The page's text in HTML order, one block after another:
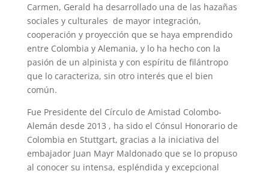
Carmen, Gerald ha desarrollado una de las hazañas
sociales y culturales de mayor integración,
cooperación y proyección que se haya emprendido
entre Colombia y Alemania, y lo ha hecho con la
pasión de un alpinista y con espíritu de filántropo
que lo caracteriza, sin otro interés que el bien
común.
Fue Presidente del Círculo de Amistad Colombo-
Alemán desde 2013 , ha sido el Cónsul Honorario de
Colombia en Stuttgart, gracias a la iniciativa del
embajador Juan Mayr Maldonado que se lo propuso
al conocer su intensa, espléndida y excepcional